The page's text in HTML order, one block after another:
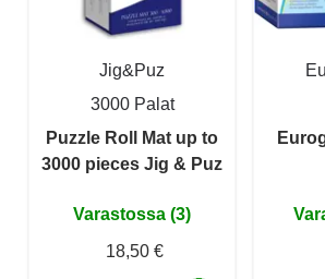
Jig&Puz
3000 Palat
Puzzle Roll Mat up to
3000 pieces Jig & Puz
Varastossa (3)
18,50 €